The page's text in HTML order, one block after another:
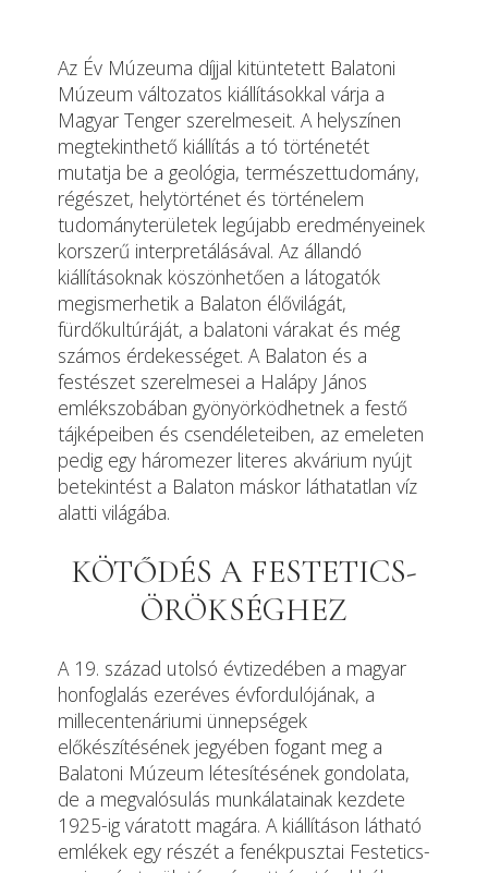
Az Év Múzeuma díjjal kitüntetett Balatoni
Múzeum változatos kiállításokkal várja a
Magyar Tenger szerelmeseit. A helyszínen
megtekinthető kiállítás a tó történetét
mutatja be a geológia, természettudomány,
régészet, helytörténet és történelem
tudományterületek legújabb eredményeinek
korszerű interpretálásával. Az állandó
kiállításoknak köszönhetően a látogatók
megismerhetik a Balaton élővilágát,
fürdőkultúráját, a balatoni várakat és még
számos érdekességet. A Balaton és a
festészet szerelmesei a Halápy János
emlékszobában gyönyörködhetnek a festő
tájképeiben és csendéleteiben, az emeleten
pedig egy háromezer literes akvárium nyújt
betekintést a Balaton máskor láthatatlan víz
alatti világába.
KÖTŐDÉS A FESTETICS-
ÖRÖKSÉGHEZ
A 19. század utolsó évtizedében a magyar
honfoglalás ezeréves évfordulójának, a
millecentenáriumi ünnepségek
előkészítésének jegyében fogant meg a
Balatoni Múzeum létesítésének gondolata,
de a megvalósulás munkálatainak kezdete
1925-ig váratott magára. A kiállításon látható
emlékek egy részét a fenékpusztai Festetics-